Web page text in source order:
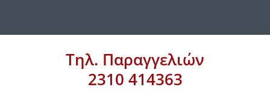
Τηλ. Παραγγελιών
2310 414363